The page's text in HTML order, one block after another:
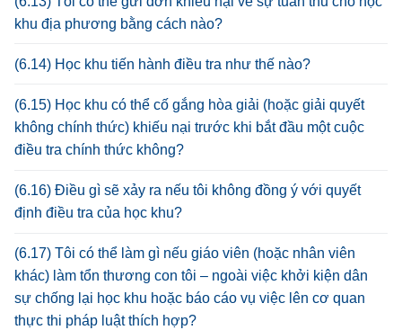
khu địa phương bằng cách nào?
(6.14) Học khu tiến hành điều tra như thế nào?
(6.15) Học khu có thể cố gắng hòa giải (hoặc giải quyết
không chính thức) khiếu nại trước khi bắt đầu một cuộc
điều tra chính thức không?
(6.16) Điều gì sẽ xảy ra nếu tôi không đồng ý với quyết
định điều tra của học khu?
(6.17) Tôi có thể làm gì nếu giáo viên (hoặc nhân viên
khác) làm tổn thương con tôi – ngoài việc khởi kiện dân
sự chống lại học khu hoặc báo cáo vụ việc lên cơ quan
thực thi pháp luật thích hợp?